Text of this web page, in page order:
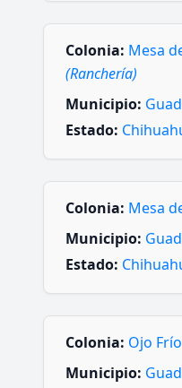
Colonia: Mesa
(Ranchería)
Municipio:
Estado:
Colonia: Mesa
Municipio:
Estado:
Colonia: Ojo
Municipio: